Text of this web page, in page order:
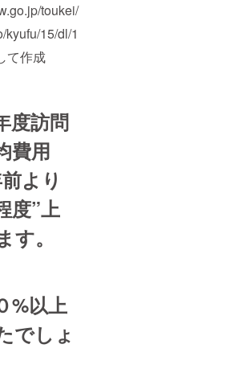
toukei/
15/dl/1
て作成
度訪問
費用
より
度”上
す。
%以上
でしょ